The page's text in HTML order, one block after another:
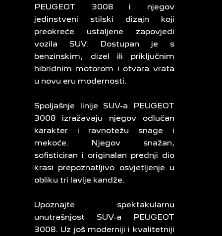
PEUGEOT 3008 i njegov
jedinstveni stilski dizajn koji
preokreće ustaljene zapovjedi
vozila SUV. Dostupan je s
benzinskim, dizel ili priključnim
hibridnim motorom i otvara vrata
u novu eru modernosti.
Spoljašnje linije SUV-a PEUGEOT
3008 izražavaju njegov odlučan
karakter i ravnotežu snage i
mekoće. Njegov snažan,
sofisticiran i originalan prednji dio
krasi prepoznatljivo osvjetljenje u
obliku tri lavlje kandže.
Upoznajte spektakularnu
unutrašnjost SUV-a PEUGEOT
3008. Uz još moderniji i kvalitetniji